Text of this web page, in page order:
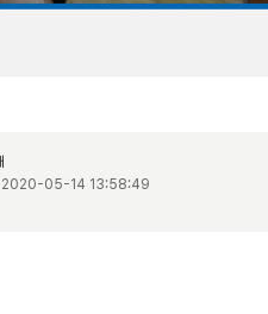
2020-05-14 13:58:49